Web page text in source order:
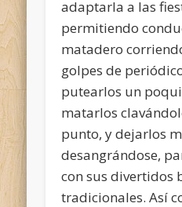
adaptarla a las
permitiendo
matadero
golpes de
putearlos un
matarlos
punto, y dejarlos
desangrándose,
con sus divertidos
tradicionales. Así